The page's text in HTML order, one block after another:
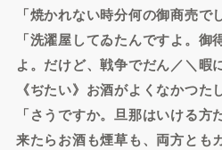
「焼かれない時分何の御商売で
「洗濯屋してゐたんですよ。
よ。だけど、戦争でだん／＼暇
《ぢたい》お酒がよくなかつ
「さうですか。旦那はいける
来たらお酒も煙草も、両方とも